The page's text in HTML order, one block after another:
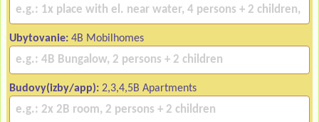
Ubytovanie: 4B Mobilhomes
Budovy(izby/app): 2,3,4,5B Apartments